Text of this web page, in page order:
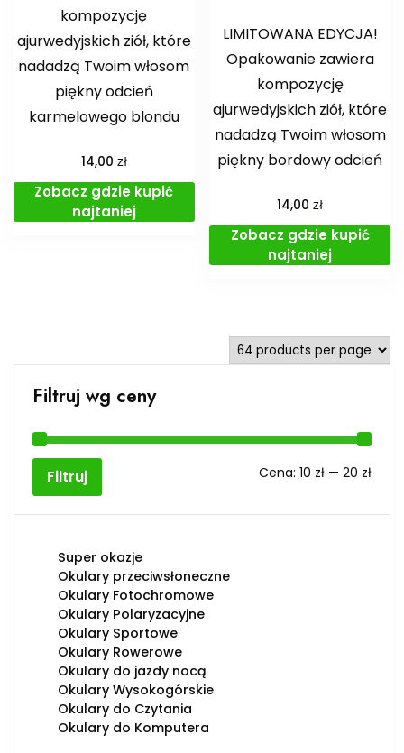
kompozycję
ajurwedyjskich ziół, które
nadadzą Twoim włosom
piękny odcień
karmelowego blondu
14,00 zł
Zobacz gdzie kupić
najtaniej
LIMITOWANA EDYCJA!
Opakowanie zawiera
kompozycję
ajurwedyjskich ziół, które
nadadzą Twoim włosom
piękny bordowy odcień
14,00zł
Zobacz gdzie kupić
najtaniej
Filtruj wg ceny
Cena
Cena
Filtruj Cena: 10 zł — 20 zł
Super okazje
Okulary przeciwsłoneczne
Okulary Fotochromowe
Okulary Polaryzacyjne
Okulary Sportowe
Okulary Rowerowe
Okulary do jazdy nocą
Okulary Wysokogórskie
Okulary do Czytania
Okulary do Komputera